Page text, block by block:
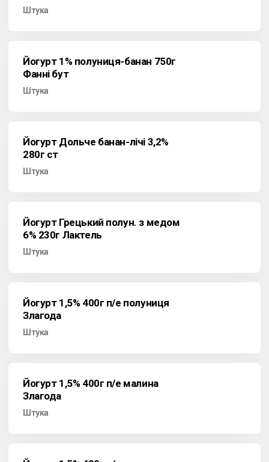
Штука
Йогурт 1% полуниця-банан 750г
Фанні бут
Штука
Йогурт Дольче банан-лічі 3,2%
280г ст
Штука
Йогурт Грецький полун. з медом
6% 230г Лактель
Штука
Йогурт 1,5% 400г п/е полуниця
Злагода
Штука
Йогурт 1,5% 400г п/е малина
Злагода
Штука